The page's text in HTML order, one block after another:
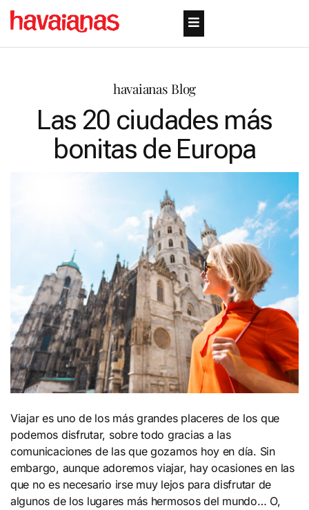
havaianas Blog
Las 20 ciudades más
bonitas de Europa
Viajar es uno de los más grandes placeres de los que
podemos disfrutar, sobre todo gracias a las
comunicaciones de las que gozamos hoy en día. Sin
embargo, aunque adoremos viajar, hay ocasiones en las
que no es necesario irse muy lejos para disfrutar de
algunos de los lugares más hermosos del mundo… O,